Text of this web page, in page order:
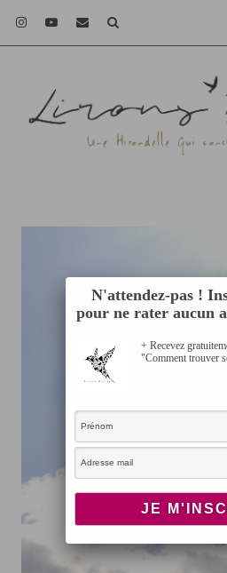
N'attendez-pas !
pour ne rater aucun
+ Recevez
"Comment trouver